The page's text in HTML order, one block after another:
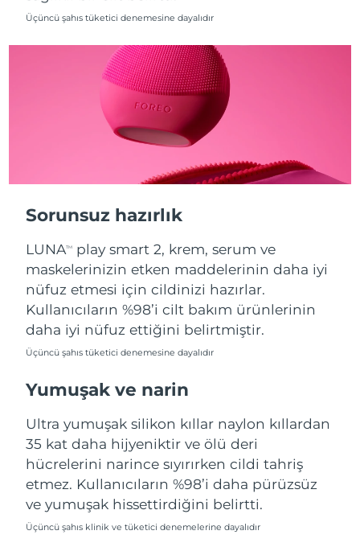
Üçüncü şahıs tüketici denemesine dayalıdır
Sorunsuz hazırlık
LUNATM
play smart 2, krem, serum ve
maskelerinizin etken maddelerinin daha iyi
nüfuz etmesi için cildinizi hazırlar.
Kullanıcıların %98’i cilt bakım ürünlerinin
daha iyi nüfuz ettiğini belirtmiştir.
Üçüncü şahıs tüketici denemesine dayalıdır
Yumuşak ve narin
Ultra yumuşak silikon kıllar naylon kıllardan
35 kat daha hijyeniktir ve ölü deri
hücrelerini narince sıyırırken cildi tahriş
etmez. Kullanıcıların %98’i daha pürüzsüz
ve yumuşak hissettirdiğini belirtti.
Üçüncü şahıs klinik ve tüketici denemelerine dayalıdır
Slovenya Tahmini teslim tarihi
Tahmini teslim tarihi
Tahmini teslim tarihi
Tahmini teslim tarihi
Tahmini teslim tarihi8/11/26
İsviçre
Tayvan Tahmini teslim tarihi
Tayland Tahmini teslim tarihi
Türkiye
Birleşik Arap
Amerika Birleşik
Devletleri
Tahmini teslim tarihi8/12/26
Özbekistan Tahmini teslim tarihi